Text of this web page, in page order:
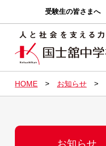
受験生の皆さまへ
HOME お知らせ
お知らせ